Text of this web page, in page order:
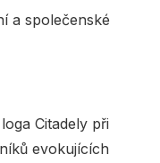
a společenské
Citadely při
evokujících